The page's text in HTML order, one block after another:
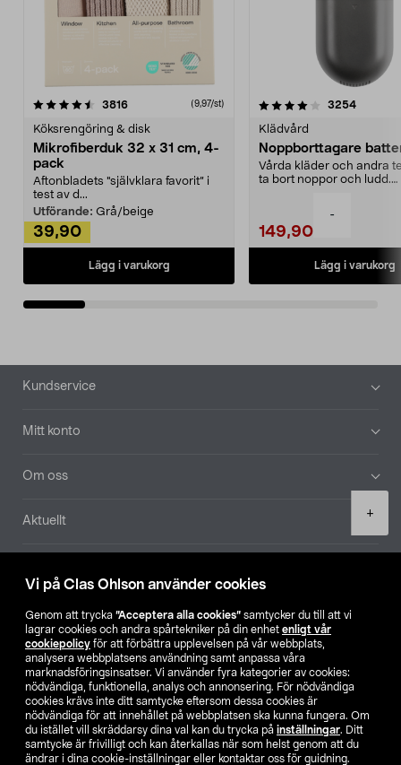
Vi på Clas Ohlson använder cookies
Genom att trycka ”Acceptera alla cookies” samtycker du till att vi
lagrar cookies och andra spårtekniker på din enhet enligt vår
cookiepolicy för att förbättra upplevelsen på vår webbplats,
analysera webbplatsens användning samt anpassa våra
marknadsföringsinsatser. Vi använder fyra kategorier av cookies:
nödvändiga, funktionella, analys och annonsering. För nödvändiga
cookies krävs inte ditt samtycke eftersom dessa cookies är
nödvändiga för att innehållet på webbplatsen ska kunna fungera. Om
du istället vill skräddarsy dina val kan du trycka på inställningar. Ditt
samtycke är frivilligt och kan återkallas när som helst genom att du
ändrar i dina cookie-inställningar eller kontaktar oss för guidning.
-
+
3816recensioner (9,97/st)
Köksrengöring & disk
Mikrofiberduk 32 x 31 cm, 4-
pack
Aftonbladets "självklara favorit” i
test av d...
Utförande: Grå/beige
39,90
Lägg i varukorg
4.0av 5 stjärnor 3254
Klädvård
Noppborttagare
Vårda kläder och andra
ta bort noppor och ludd.
149,90
Lägg i varukorg
4.5av 5 stjärnor
Sidfot
Kundservice
Mitt konto
Om oss
Aktuellt
Hitta butik
SE NO FI